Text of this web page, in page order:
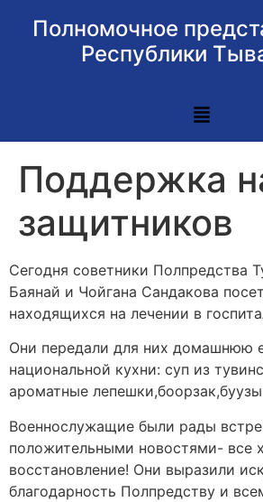
Полномочное
Республики
Поддержка
защитников
Сегодня советники Полпредства
Баянай и Чойгана Сандакова
находящихся на лечении в
Они передали для них домашнюю
национальной кухни: суп из
ароматные
Военнослужащие были рады
положительными новостями- все
восстановление! Они выразили
благодарность Полпредству и